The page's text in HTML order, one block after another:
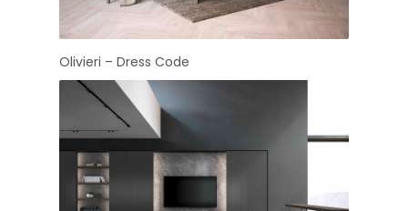
Olivieri – Dress Code